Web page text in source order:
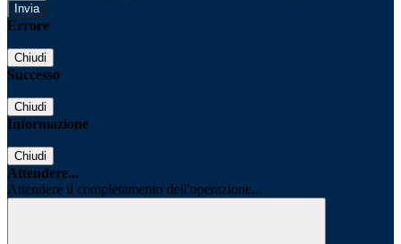
Errore
Chiudi
Successo
Chiudi
Informazione
Chiudi
Attendere...
Attendere il completamento dell'operazione...